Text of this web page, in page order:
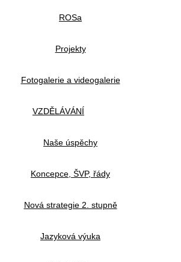
ROSa
Projekty
Fotogalerie a videogalerie
VZDĚLÁVÁNÍ
Naše úspěchy
Koncepce, ŠVP, řády
Nová strategie 2. stupně
Jazyková výuka